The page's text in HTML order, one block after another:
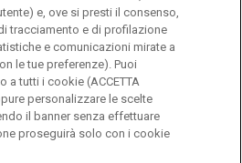
Sacro Cuore
Milano
e, ove si presti il consenso,
tracciamento e di profilazione
e comunicazioni mirate a
le tue preferenze). Puoi
a tutti i cookie (ACCETTA
personalizzare le scelte
il banner senza effettuare
proseguirà solo con i cookie